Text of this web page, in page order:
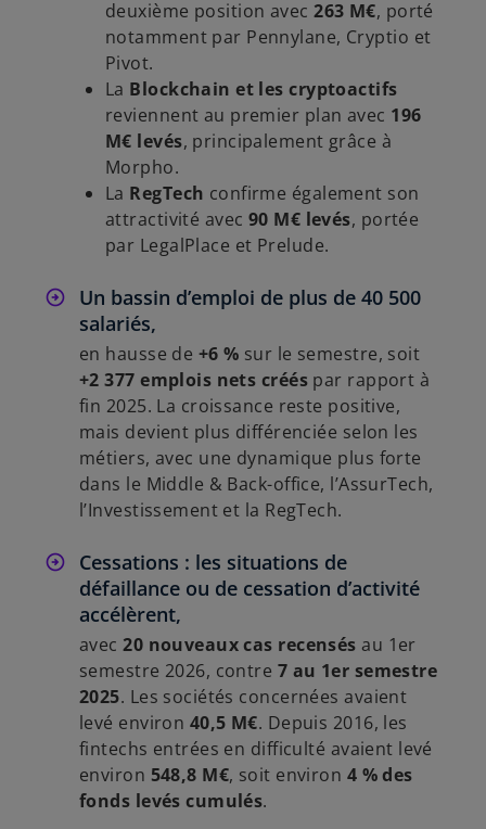
deuxième position avec263 M€, porté
notamment par Pennylane, Cryptio et
Pivot.
La Blockchain et les cryptoactifs
reviennent au premier plan avec 196
M€ levés, principalement grâce à
Morpho.
La RegTech confirme également son
attractivité avec 90 M€ levés, portée
par LegalPlace et Prelude.
Un bassin d’emploi de plus de 40 500
salariés,
en hausse de +6 % sur le semestre, soit
+2 377 emplois nets créés par rapport à
fin 2025. La croissance reste positive,
mais devient plus différenciée selon les
métiers, avec une dynamique plus forte
dans le Middle & Back-office, l’AssurTech,
l’Investissement et la RegTech.
Cessations : les situations de
défaillance ou de cessation d’activité
accélèrent,
avec20 nouveaux cas recensésau 1er
semestre 2026, contre 7 au 1er semestre
2025. Les sociétés concernées avaient
levé environ 40,5 M€. Depuis 2016, les
fintechs entrées en difficulté avaient levé
environ 548,8 M€, soit environ 4 % des
fonds levés cumulés.